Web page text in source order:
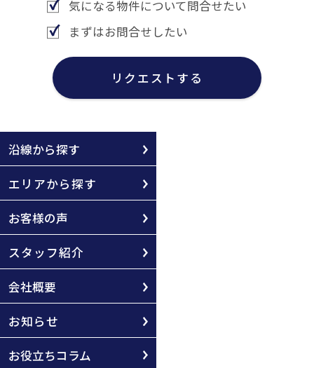
気になる物件について問合せたい
まずはお問合せしたい
リクエストする
沿線から探す
エリアから探す
お客様の声
スタッフ紹介
会社概要
お知らせ
お役立ちコラム